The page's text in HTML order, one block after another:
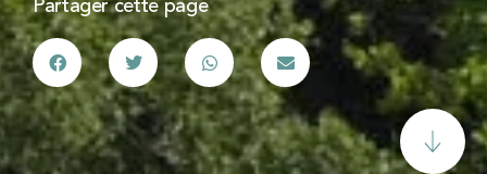
Partager cette page